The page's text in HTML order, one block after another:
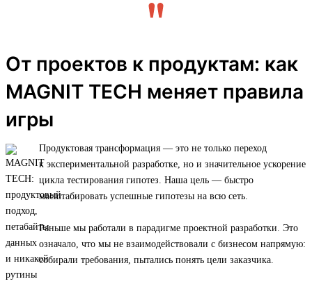
От проектов к продуктам: как
MAGNIT TECH меняет правила
игры
Продуктовая трансформация — это не только переход
к экспериментальной разработке, но и значительное ускорение
цикла тестирования гипотез. Наша цель — быстро
масштабировать успешные гипотезы на всю сеть.
Раньше мы работали в парадигме проектной разработки. Это
означало, что мы не взаимодействовали с бизнесом напрямую:
собирали требования, пытались понять цели заказчика.